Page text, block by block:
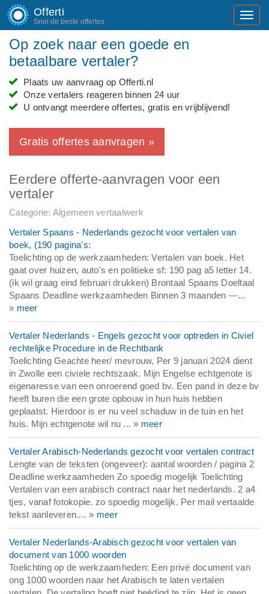
Offerti
Snel de beste offertes
Op zoek naar een goede en
betaalbare vertaler?
Plaats uw aanvraag op Offerti.nl
Onze vertalers reageren binnen 24 uur
U ontvangt meerdere offertes, gratis en vrijblijvend!
Gratis offertes aanvragen »
Eerdere offerte-aanvragen voor een
vertaler
Categorie: Algemeen vertaalwerk
Vertaler Spaans - Nederlands gezocht voor vertalen van
boek, (190 pagina's:
Toelichting op de werkzaamheden: Vertalen van boek. Het
gaat over huizen, auto's en politieke sf: 190 pag a5 letter 14.
(ik wil graag eind februari drukken) Brontaal Spaans Doeltaal
Spaans Deadline werkzaamheden Binnen 3 maanden ---...
» meer
Vertaler Nederlands - Engels gezocht voor optreden in Civiel
rechtelijke Procedure in de Rechtbank
Toelichting Geachte heer/ mevrouw, Per 9 januari 2024 dient
in Zwolle een civiele rechtszaak. Mijn Engelse echtgenote is
eigenaresse van een onroerend goed bv. Een pand in deze bv
heeft buren die een grote opbouw in hun huis hebben
geplaatst. Hierdoor is er nu veel schaduw in de tuin en het
huis. Mijn echtgenote wil nu ... » meer
Vertaler Arabisch-Nederlands gezocht voor vertalen contract
Lengte van de teksten (ongeveer): aantal woorden / pagina 2
Deadline werkzaamheden Zo spoedig mogelijk Toelichting
Vertalen van een arabisch contract naar het nederlands. 2 a4
tjes, vanaf fotokopie. zo spoedig mogelijk. Per mail vertaalde
tekst aanleveren.... » meer
Vertaler Nederlands-Arabisch gezocht voor vertalen van
document van 1000 woorden
Toelichting op de werkzaamheden: Een privé document van
ong 1000 woorden naar het Arabisch te laten vertalen